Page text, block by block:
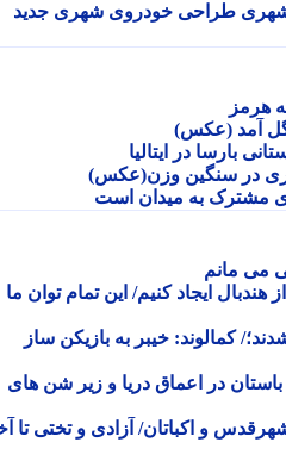
طراحی خودروی شهری جدید
آمد (عکس)
در ایتالیا
در سنگین وزن(عکس)
به میدان است
مانم
ایجاد کنیم/ این تمام توان ما
کمالوند: خیبر به بازیکن ساز
در اعماق دریا و زیر شن های
و اکباتان/ آزادی و تختی تا آخر